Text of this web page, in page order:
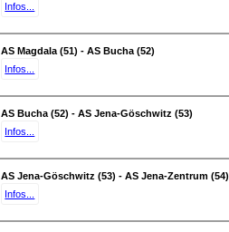
Infos...
AS Magdala (51) - AS Bucha (52)
Infos...
AS Bucha (52) - AS Jena-Göschwitz (53)
Infos...
AS Jena-Göschwitz (53) - AS Jena-Zentrum (54)
Infos...